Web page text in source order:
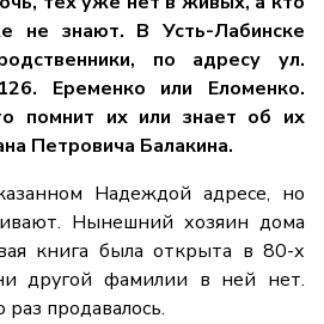
не знают. В Усть-Лабинске
по адресу ул.
Еременко или Еломенко.
помнит их или знает об их
Петровича Балакина.
Надеждой адресе, но
Нынешний хозяин дома
книга была открыта в 80-х
другой фамилии в ней нет.
продавалось.